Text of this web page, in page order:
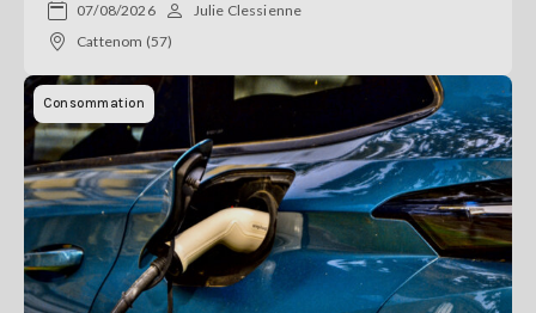
07/08/2026
Julie Clessienne
Cattenom (57)
Consommation